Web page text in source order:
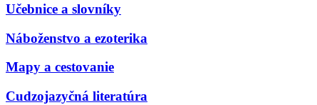
Učebnice a slovníky
Náboženstvo a ezoterika
Mapy a cestovanie
Cudzojazyčná literatúra